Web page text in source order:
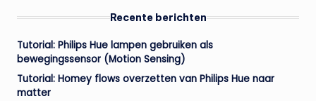
Recente berichten
Tutorial: Philips Hue lampen gebruiken als
bewegingssensor (Motion Sensing)
Tutorial: Homey flows overzetten van Philips Hue naar
matter